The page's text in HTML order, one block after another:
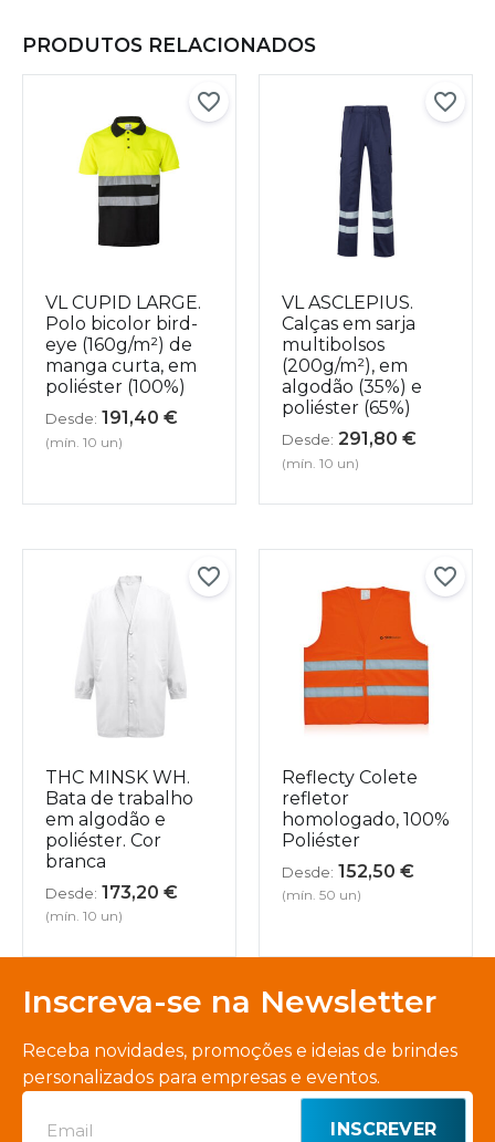
PRODUTOS RELACIONADOS
VL CUPID LARGE.
Polo bicolor bird-
eye (160g/m²) de
manga curta, em
poliéster (100%)
Desde: 191,40 €
(mín. 10 un)
VL ASCLEPIUS.
Calças em sarja
multibolsos
(200g/m²), em
algodão (35%) e
poliéster (65%)
Desde: 291,80 €
(mín. 10 un)
THC MINSK WH.
Bata de trabalho
em algodão e
poliéster. Cor
branca
Desde: 173,20 €
(mín. 10 un)
Reflecty Colete
refletor
homologado, 100%
Poliéster
Desde: 152,50 €
(mín. 50 un)
Inscreva-se na Newsletter
Receba novidades, promoções e ideias de brindes
personalizados para empresas e eventos.
INSCREVER